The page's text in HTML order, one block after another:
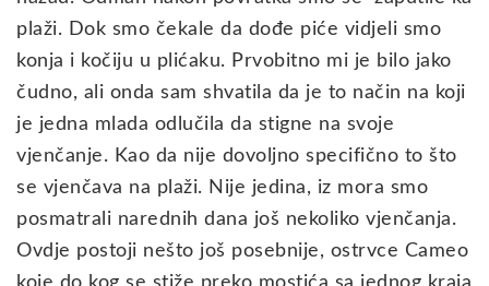
plaži. Dok smo čekale da dođe piće vidjeli smo
konja i kočiju u plićaku. Prvobitno mi je bilo jako
čudno, ali onda sam shvatila da je to način na koji
je jedna mlada odlučila da stigne na svoje
vjenčanje. Kao da nije dovoljno specifično to što
se vjenčava na plaži. Nije jedina, iz mora smo
posmatrali narednih dana još nekoliko vjenčanja.
Ovdje postoji nešto još posebnije, ostrvce Cameo